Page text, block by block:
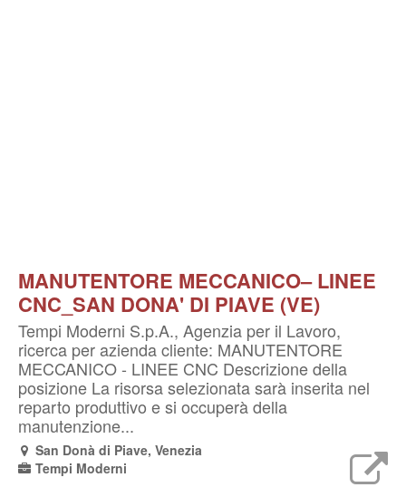
MANUTENTORE MECCANICO– LINEE
CNC_SAN DONA' DI PIAVE (VE)
Tempi Moderni S.p.A., Agenzia per il Lavoro,
ricerca per azienda cliente: MANUTENTORE
MECCANICO - LINEE CNC Descrizione della
posizione La risorsa selezionata sarà inserita nel
reparto produttivo e si occuperà della
manutenzione...
San Donà di Piave, Venezia
Tempi Moderni